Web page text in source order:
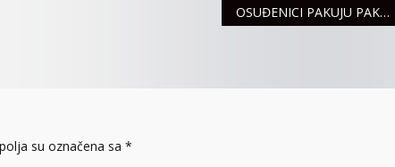
OSUĐENICI PAKUJU PAKETE HRANE ZA PENZIONERE
su označena sa *